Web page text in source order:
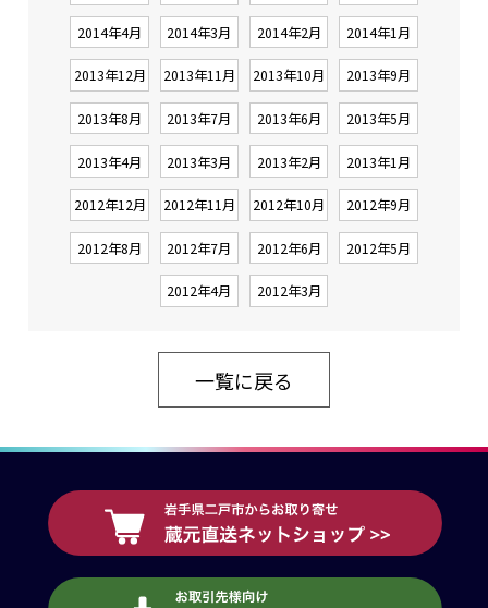
2014年4月 2014年3月 2014年2月 2014年1月
2013年12月 2013年11月 2013年10月 2013年9月
2013年8月 2013年7月 2013年6月 2013年5月
2013年4月 2013年3月 2013年2月 2013年1月
2012年12月 2012年11月 2012年10月 2012年9月
2012年8月 2012年7月 2012年6月 2012年5月
2012年4月 2012年3月
一覧に戻る